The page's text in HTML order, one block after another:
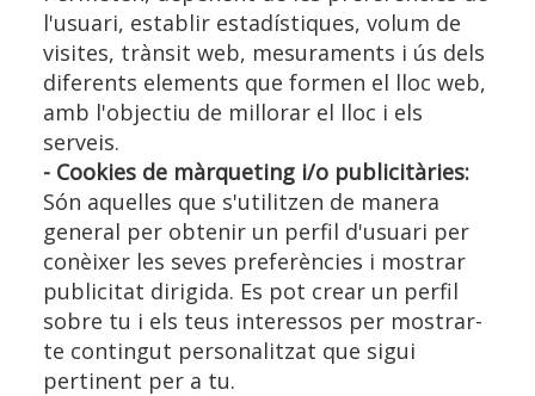
l'usuari, establir estadístiques, volum de
visites, trànsit web, mesuraments i ús dels
diferents elements que formen el lloc web,
amb l'objectiu de millorar el lloc i els
serveis.
- Cookies de màrqueting i/o publicitàries:
Són aquelles que s'utilitzen de manera
general per obtenir un perfil d'usuari per
conèixer les seves preferències i mostrar
publicitat dirigida. Es pot crear un perfil
sobre tu i els teus interessos per mostrar-
te contingut personalitzat que sigui
pertinent per a tu.